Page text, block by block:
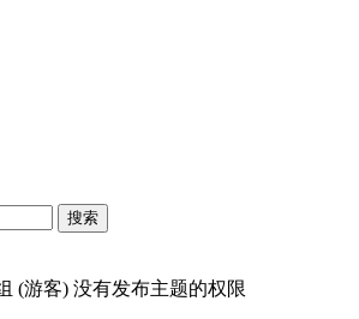
搜索
(游客) 没有发布主题的权限